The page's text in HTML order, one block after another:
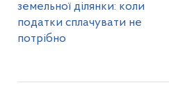
земельної ділянки: коли
податки сплачувати не
потрібно